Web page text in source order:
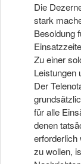
Die
stark
Besoldung
Zu einer
Leistungen
Der
für alle
denen
erforderlich
zu wollen,